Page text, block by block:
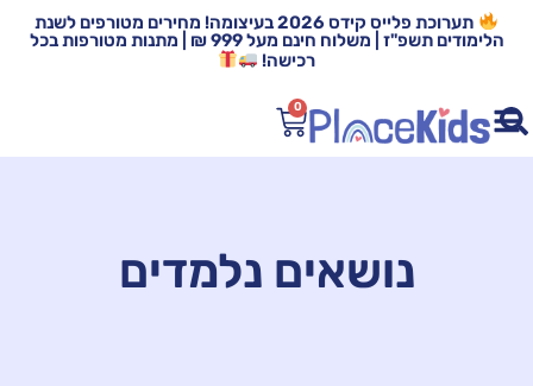
תערוכת פלייס קידס 2026 בעיצומה! מחירים מטורפים לשנת
הלימודים תשפ"ז | משלוח חינם מעל 999 ₪ | מתנות מטורפות בכל
רכישה!
0
נושאים נלמדים